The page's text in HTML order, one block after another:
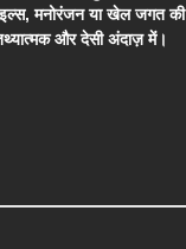
मनोरंजन या खेल जगत की
और देसी अंदाज़ में।